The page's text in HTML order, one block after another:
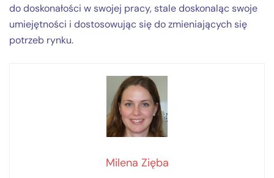
do doskonałości w swojej pracy, stale doskonaląc swoje
umiejętności i dostosowując się do zmieniających się
potrzeb rynku.
Milena Zięba